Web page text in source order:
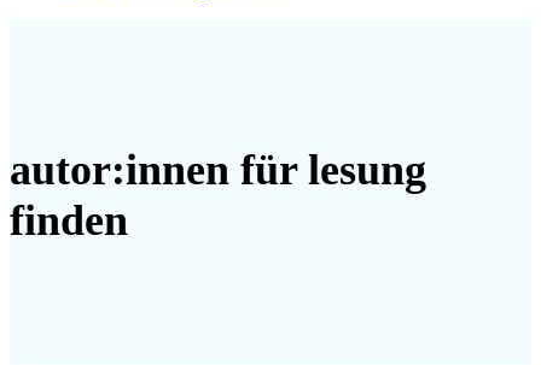
autor:innen für lesung
finden